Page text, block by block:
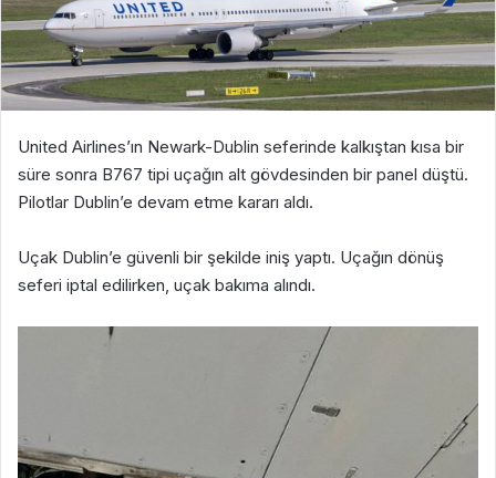
United Airlines’ın Newark-Dublin seferinde kalkıştan kısa bir
süre sonra B767 tipi uçağın alt gövdesinden bir panel düştü.
Pilotlar Dublin’e devam etme kararı aldı.
Uçak Dublin’e güvenli bir şekilde iniş yaptı. Uçağın dönüş
seferi iptal edilirken, uçak bakıma alındı.